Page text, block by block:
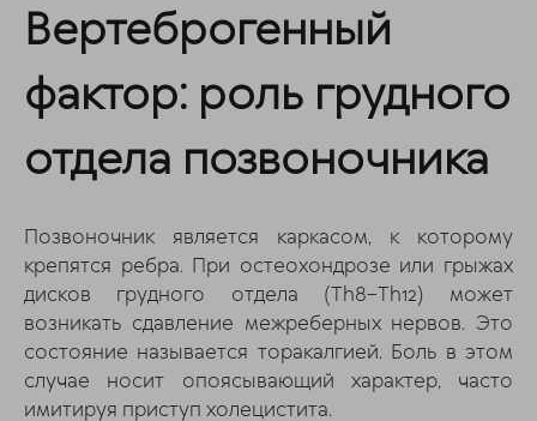
Вертеброгенный
фактор: роль грудного
отдела позвоночника
Позвоночник является каркасом, к которому
крепятся ребра. При остеохондрозе или грыжах
дисков грудного отдела (Th8–Th12) может
возникать сдавление межреберных нервов. Это
состояние называется торакалгией. Боль в этом
случае носит опоясывающий характер, часто
имитируя приступ холецистита.